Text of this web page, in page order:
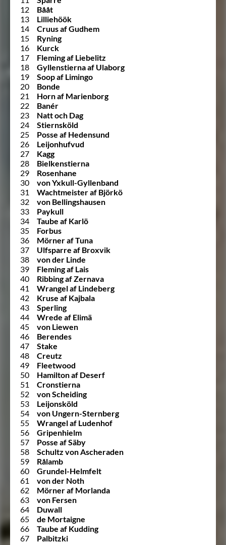
12
Bååt
13
Lilliehöök
14
Cruus af Gudhem
15
Ryning
16
Kurck
17
Fleming af Liebelitz
18
Gyllenstierna af Ulaborg
19
Soop af Limingo
20
Bonde
21
Horn af Marienborg
22
Banér
23
Natt och Dag
24
Stiernsköld
25
Posse af Hedensund
26
Leijonhufvud
27
Kagg
28
Bielkenstierna
29
Rosenhane
30
von Yxkull-Gyllenband
31
Wachtmeister af Björkö
32
von Bellingshausen
33
Paykull
34
Taube af Karlö
35
Forbus
36
Mörner af Tuna
37
Ulfsparre af Broxvik
38
von der Linde
39
Fleming af Lais
40
Ribbing af Zernava
41
Wrangel af Lindeberg
42
Kruse af Kajbala
43
Sperling
44
Wrede af Elimä
45
von Liewen
46
Berendes
47
Stake
48
Creutz
49
Fleetwood
50
Hamilton af Deserf
51
Cronstierna
52
von Scheiding
53
Leijonsköld
54
von Ungern-Sternberg
55
Wrangel af Ludenhof
56
Gripenhielm
57
Posse af Säby
58
Schultz von Ascheraden
59
Rålamb
60
Grundel-Helmfelt
61
von der Noth
62
Mörner af Morlanda
63
von Fersen
64
Duwall
65
de Mortaigne
66
Taube af Kudding
67
Palbitzki